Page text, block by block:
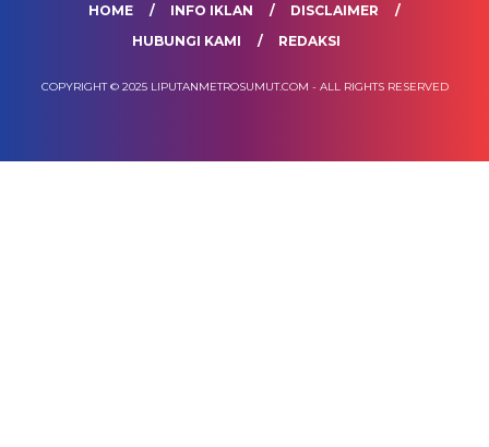
HOME INFO IKLAN
DISCLAIMER
HUBUNGI KAMI
REDAKSI
COPYRIGHT © 2025 LIPUTANMETROSUMUT.COM - ALL RIGHTS RESERVED